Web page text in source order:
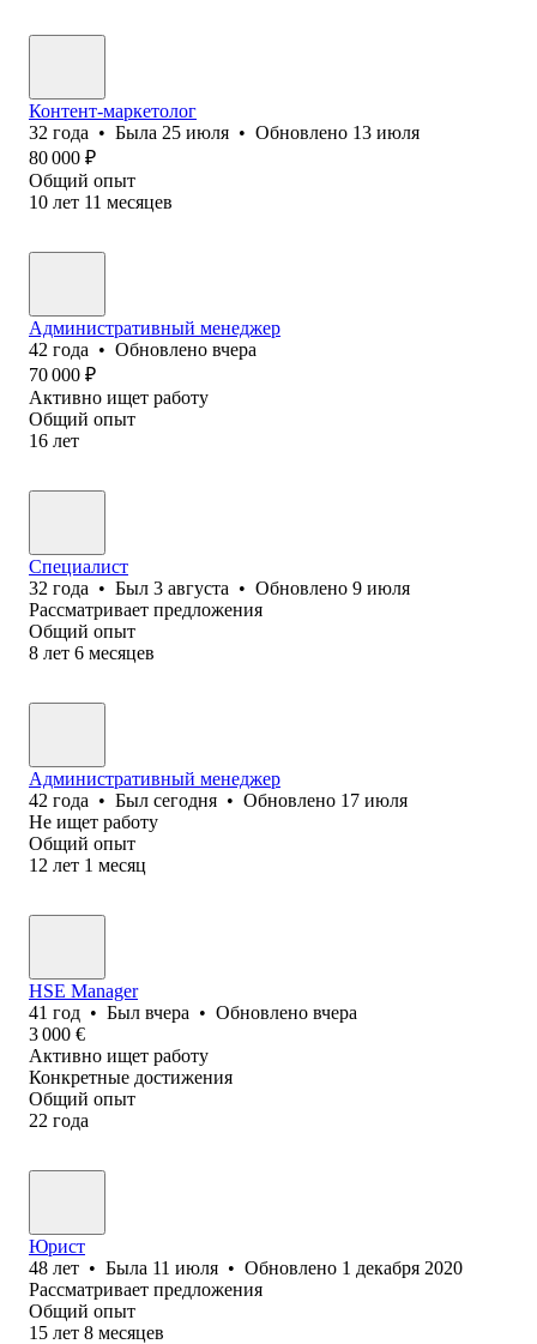
Контент-маркетолог
32 года • Была 25 июля • Обновлено 13 июля
80 000 ₽
Общий опыт
10 лет 11 месяцев
Административный менеджер
42 года • Обновлено вчера
70 000 ₽
Активно ищет работу
Общий опыт
16 лет
Специалист
32 года • Был 3 августа • Обновлено 9 июля
Рассматривает предложения
Общий опыт
8 лет 6 месяцев
Административный менеджер
42 года • Был сегодня • Обновлено 17 июля
Не ищет работу
Общий опыт
12 лет 1 месяц
HSE Manager
41 год • Был вчера • Обновлено вчера
3 000 €
Активно ищет работу
Конкретные достижения
Общий опыт
22 года
Юрист
48 лет • Была 11 июля • Обновлено 1 декабря 2020
Рассматривает предложения
Общий опыт
15 лет 8 месяцев